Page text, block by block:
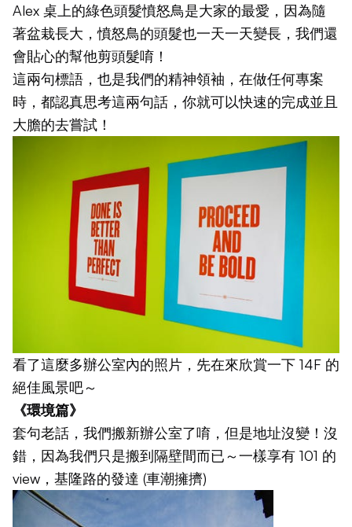
Alex 桌上的綠色頭髮憤怒鳥是大家的最愛，因為隨
著盆栽長大，憤怒鳥的頭髮也一天一天變長，我們還
會貼心的幫他剪頭髮唷！
這兩句標語，也是我們的精神領袖，在做任何專案
時，都認真思考這兩句話，你就可以快速的完成並且
大膽的去嘗試！
看了這麼多辦公室內的照片，先在來欣賞一下 14F 的
絕佳風景吧～
《環境篇》
套句老話，我們搬新辦公室了唷，但是地址沒變！沒
錯，因為我們只是搬到隔壁間而已～一樣享有 101 的
view，基隆路的發達 (車潮擁擠)